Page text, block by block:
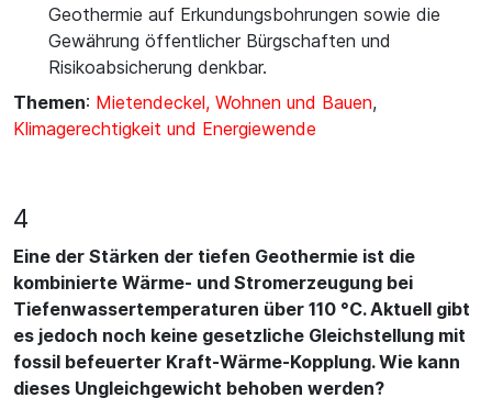
Geothermie auf Erkundungsbohrungen sowie die
Gewährung öffentlicher Bürgschaften und
Risikoabsicherung denkbar.
Themen: Mietendeckel, Wohnen und Bauen,
Klimagerechtigkeit und Energiewende
4
Eine der Stärken der tiefen Geothermie ist die
kombinierte Wärme- und Stromerzeugung bei
Tiefenwassertemperaturen über 110 °C. Aktuell gibt
es jedoch noch keine gesetzliche Gleichstellung mit
fossil befeuerter Kraft-Wärme-Kopplung. Wie kann
dieses Ungleichgewicht behoben werden?